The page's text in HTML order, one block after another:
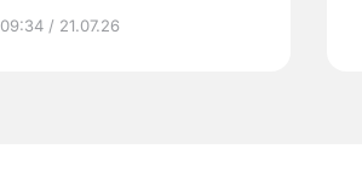
09:34 / 21.07.26